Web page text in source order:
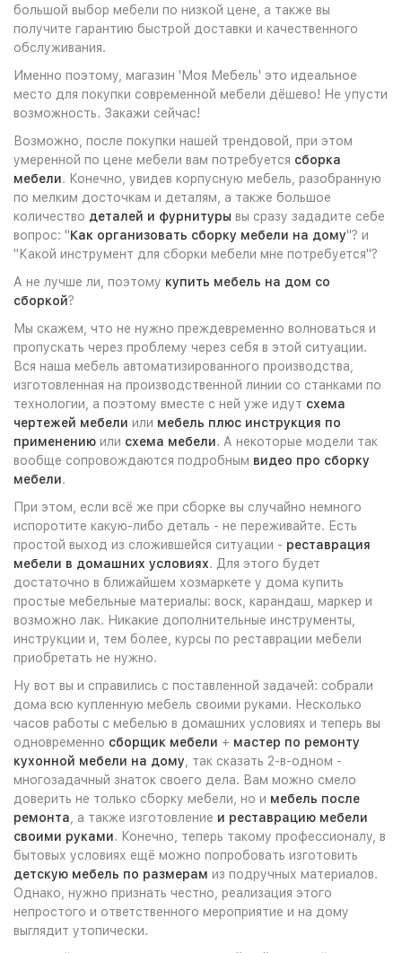
большой выбор мебели по низкой цене, а также вы
получите гарантию быстрой доставки и качественного
обслуживания.
Именно поэтому, магазин 'Моя Мебель' это идеальное
место для покупки современной мебели дёшево! Не упусти
возможность. Закажи сейчас!
Возможно, после покупки нашей трендовой, при этом
умеренной по цене мебели вам потребуется сборка
мебели. Конечно, увидев корпусную мебель, разобранную
по мелким досточкам и деталям, а также большое
количество деталей и фурнитуры вы сразу зададите себе
вопрос: "Как организовать сборку мебели на дому"? и
"Какой инструмент для сборки мебели мне потребуется"?
А не лучше ли, поэтому купить мебель на дом со
сборкой?
Мы скажем, что не нужно преждевременно волноваться и
пропускать через проблему через себя в этой ситуации.
Вся наша мебель автоматизированного производства,
изготовленная на производственной линии со станками по
технологии, а поэтому вместе с ней уже идут схема
чертежей мебели или мебель плюс инструкция по
применению или схема мебели. А некоторые модели так
вообще сопровождаются подробным видео про сборку
мебели.
При этом, если всё же при сборке вы случайно немного
испоротите какую-либо деталь - не переживайте. Есть
простой выход из сложившейся ситуации - реставрация
мебели в домашних условиях. Для этого будет
достаточно в ближайшем хозмаркете у дома купить
простые мебельные материалы: воск, карандаш, маркер и
возможно лак. Никакие дополнительные инструменты,
инструкции и, тем более, курсы по реставрации мебели
приобретать не нужно.
Ну вот вы и справились с поставленной задачей: собрали
дома всю купленную мебель своими руками. Несколько
часов работы с мебелью в домашних условиях и теперь вы
одновременно сборщик мебели + мастер по ремонту
кухонной мебели на дому , так сказать 2-в-одном -
многозадачный знаток своего дела. Вам можно смело
доверить не только сборку мебели, но и мебель после
ремонта , а также изготовление и реставрацию мебели
своими руками. Конечно, теперь такому профессионалу, в
бытовых условиях ещё можно попробовать изготовить
детскую мебель по размерам из подручных материалов.
Однако, нужно признать честно, реализация этого
непростого и ответственного мероприятие и на дому
выглядит утопически.